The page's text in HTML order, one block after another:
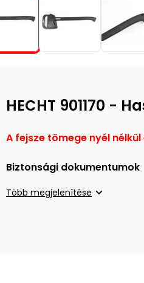
HECHT 901170 -
A fejsze tömege nyél
Biztonsági dokumentumok
Több megjelenítése